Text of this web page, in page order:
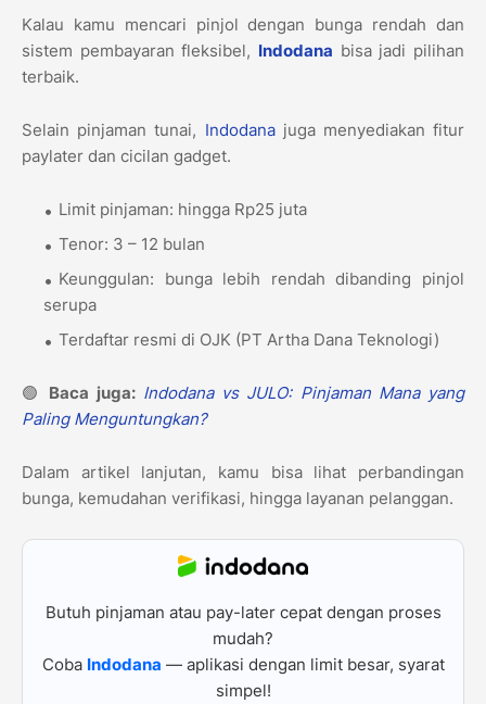
Kalau kamu mencari pinjol dengan bunga rendah dan
sistem pembayaran fleksibel, Indodana bisa jadi pilihan
terbaik.
Selain pinjaman tunai, Indodanajuga menyediakan fitur
paylater dan cicilan gadget.
Limit pinjaman: hingga Rp25 juta
Tenor: 3 – 12 bulan
Keunggulan: bunga lebih rendah dibanding pinjol
serupa
Terdaftar resmi di OJK (PT Artha Dana Teknologi)
🟢 Baca juga: Indodana vs JULO: Pinjaman Mana yang
Paling Menguntungkan?
Dalam artikel lanjutan, kamu bisa lihat perbandingan
bunga, kemudahan verifikasi, hingga layanan pelanggan.
Butuh pinjaman atau pay-later cepat dengan proses
mudah?
Coba Indodana — aplikasi dengan limit besar, syarat
simpel!